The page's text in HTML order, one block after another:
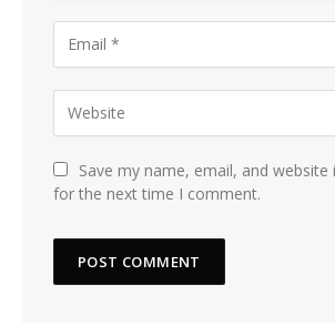
Save my name, email, and
for the next time I comment.